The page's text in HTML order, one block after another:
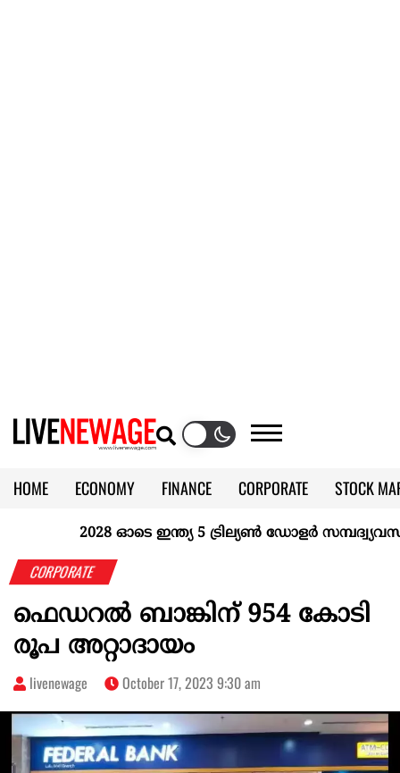
HOME ECONOMY FINANCE CORPORATE
STOCK
KERALA @70
2028 ഓടെ ഇന്ത്യ 5 ട്രില്യണ്‍ ഡോളര്‍
CORPORATE
ഫെഡറൽ ബാങ്കിന് 954 കോടി
രൂപ അറ്റാദായം
livenewage October 17, 2023 9:30 am